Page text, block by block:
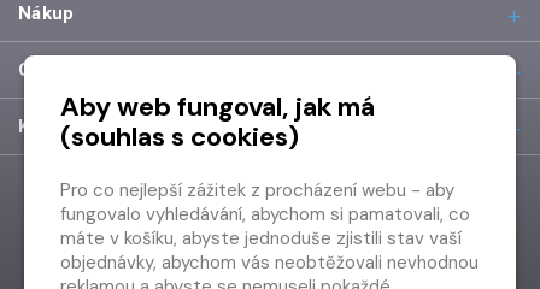
Nákup
O společnosti
Kontakt
Aby web fungoval, jak má
(souhlas s cookies)
Pro co nejlepší zážitek z procházení webu - aby
fungovalo vyhledávání, abychom si pamatovali, co
máte v košíku, abyste jednoduše zjistili stav vaší
objednávky, abychom vás neobtěžovali nevhodnou